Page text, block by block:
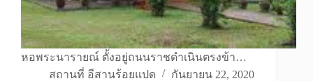
หอพระนารายณ์ ตั้งอยู่ถนนราชดำเนินตรงข้า…
สถานที่ อีสานร้อยแปด
กันยายน 22, 2020